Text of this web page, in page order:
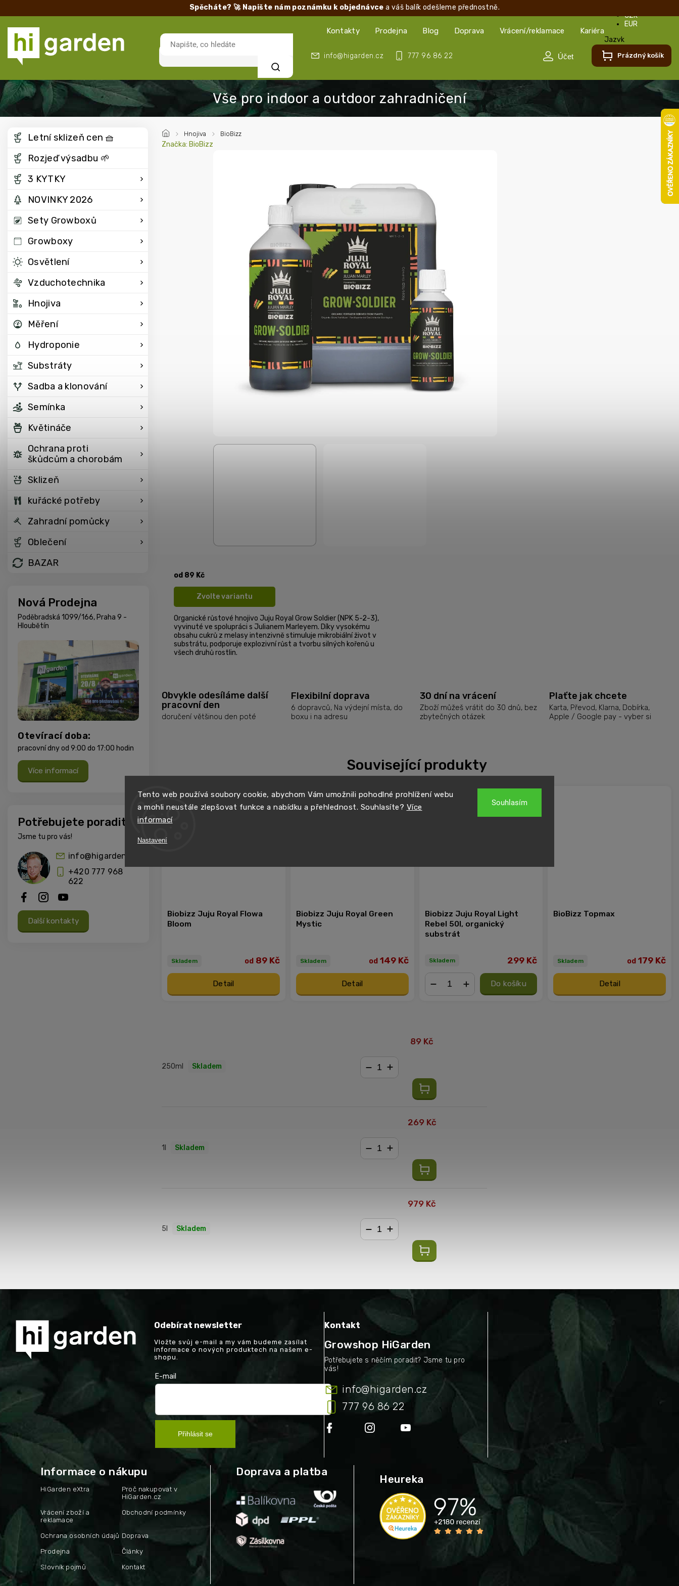
Tento web používá soubory cookie, abychom Vám umožnili pohodlné prohlížení webu
a mohli neustále zlepšovat funkce a nabídku a přehlednost. Souhlasíte? Více
informací
Nastavení
Souhlasím
Spěcháte? 🚀 Napište nám poznámku k objednávce a váš balík odešleme přednostně.
777 96 86 22
info@higarden.cz
Kontakty Prodejna Blog Doprava Vrácení/reklamace Kariéra
CZK
EUR
Jazyk
Čeština
Hledat
Prázdný košík
/ Hnojiva / BioBizz
Letní sklizeň cen 🧺
Rozjeď výsadbu 🌱
3 KYTKY
NOVINKY 2026
Sety Growboxů
Growboxy
Osvětlení
Vzduchotechnika
Hnojiva
Měření
Hydroponie
Substráty
Sadba a klonování
Semínka
Květináče
Ochrana proti
škůdcům a chorobám
Sklizeň
kuřácké potřeby
Zahradní pomůcky
Oblečení
BAZAR
Nová Prodejna
Poděbradská 1099/166, Praha 9 -
Hloubětín
Otevírací doba:
pracovní dny od 9:00 do 17:00 hodin
Více informací
Potřebujete poradit?
Jsme tu pro vás!
info@higarden.cz
+420 777 968
622
Další kontakty
Značka: BioBizz
od 89 Kč
Zvolte variantu
Organické růstové hnojivo Juju Royal Grow Soldier (NPK 5-2-3),
vyvinuté ve spolupráci s Julianem Marleyem. Díky vysokému
obsahu cukrů z melasy intenzivně stimuluje mikrobiální život v
substrátu, podporuje explozivní růst a tvorbu silných kořenů u
všech druhů rostlin.
Obvykle odesíláme další
pracovní den
doručení většinou den poté
Flexibilní doprava
6 dopravců, Na výdejní místa, do
boxu i na adresu
30 dní na vrácení
Zboží můžeš vrátit do 30 dnů, bez
zbytečných otázek
Plaťte jak chcete
Karta, Převod, Klarna, Dobírka,
Apple / Google pay - vyber si
Související produkty
Biobizz Juju Royal Flowa
Bloom
Skladem od89 Kč
Detail
Biobizz Juju Royal Green
Mystic
Skladem od149 Kč
Detail
Biobizz Juju Royal Light
Rebel 50l, organický
substrát
Skladem 299 Kč
Do košíku
BioBizz Topmax
Skladem od 179 Kč
Detail
250ml Skladem
89 Kč
1l Skladem
269 Kč
5l Skladem
979 Kč
Odebírat newsletter
Vložte svůj e-mail a my vám budeme zasílat
informace o nových produktech na našem e-
shopu.
E-mail
Přihlásit se
Kontakt
Growshop HiGarden
info@higarden.cz
777 96 86 22
Informace o nákupu
HiGarden eXtra
Proč nakupovat v
HiGarden.cz
Vrácení zboží a
reklamace
Obchodní podmínky
Ochrana osobních údajů Doprava
Prodejna Články
Slovník pojmů Kontakt
Doprava a platba
Heureka